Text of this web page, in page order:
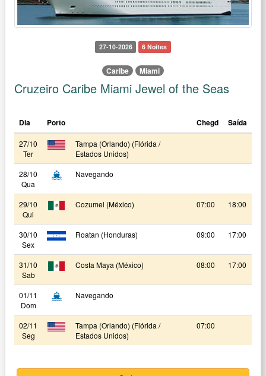
27-10-2026 6 Noites
Caribe Miami
Cruzeiro Caribe Miami Jewel of the Seas
Dia Porto Chegd Saída
27/10
Ter
Tampa (Orlando) (Flórida /
Estados Unidos)
28/10
Qua
Navegando
29/10
Qui
Cozumel (México) 07:00 18:00
30/10
Sex
Roatan (Honduras) 09:00 17:00
31/10
Sab
Costa Maya (México) 08:00 17:00
01/11
Dom
Navegando
02/11
Seg
Tampa (Orlando) (Flórida /
Estados Unidos)
07:00